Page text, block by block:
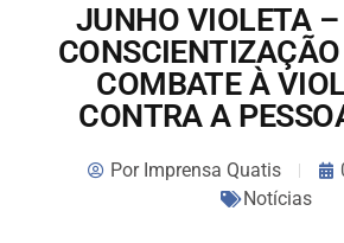
JUNHO VIOLETA –
COMBATE À
CONTRA A
PorImprensa Quatis
Notícias